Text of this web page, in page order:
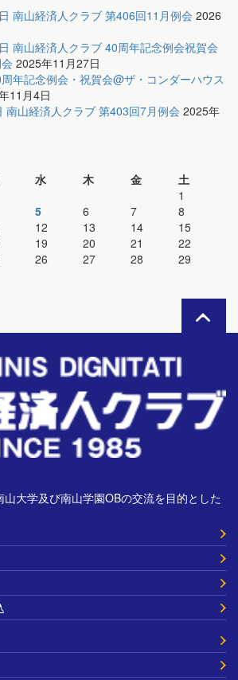
南山経済人クラブ 第406回11月例会 2026
南山経済人クラブ 40周年記念例会祝賀会
2025年11月27日
年記念例会・祝賀会@ザ・コンダーハウス
11月4日
南山経済人クラブ 第403回7月例会 2025年
水 木 金
土
1
5 6 7
8
12 13 14
15
19 20 21
22
26 27 28
29
大学及び南山学園OBの交流を目的とした